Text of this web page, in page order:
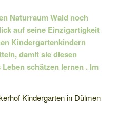
Naturraum Wald noch
auf seine Einzigartigkeit
Kindergartenkindern
damit sie diesen
schätzen lernen . Im
Kindergarten in Dülmen